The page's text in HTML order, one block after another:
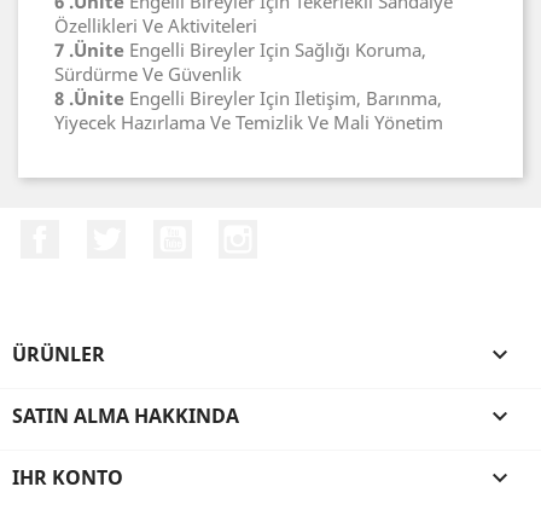
Özellikleri Ve Aktiviteleri
7 .Ünite Engelli Bireyler Için Sağlığı Koruma,
Sürdürme Ve Güvenlik
8 .Ünite Engelli Bireyler Için Iletişim, Barınma,
Yiyecek Hazırlama Ve Temizlik Ve Mali Yönetim
ÜRÜNLER 
SATIN ALMA HAKKINDA 
IHR KONTO 